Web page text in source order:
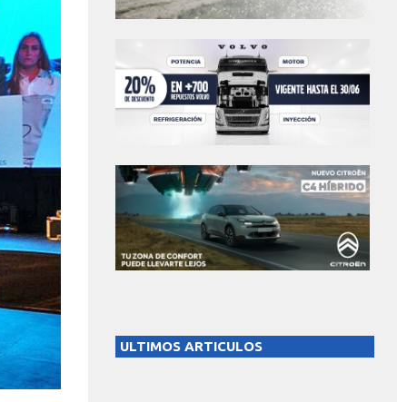
ULTIMOS ARTICULOS